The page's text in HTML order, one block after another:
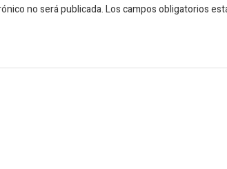
no será publicada.Los campos obligatorios